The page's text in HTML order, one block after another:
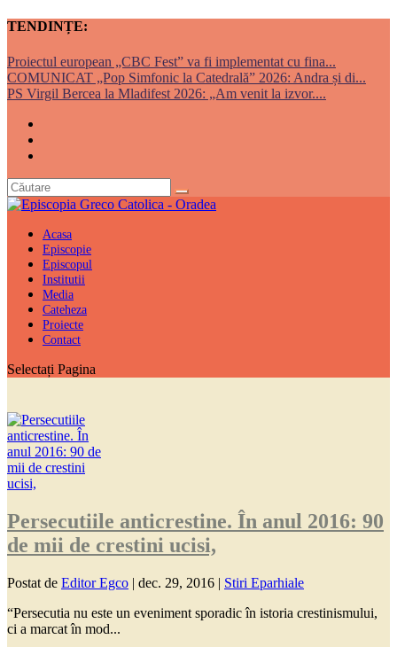
TENDINȚE:
Proiectul european „CBC Fest” va fi implementat cu fina...
COMUNICAT „Pop Simfonic la Catedrală” 2026: Andra și di...
PS Virgil Bercea la Mladifest 2026: „Am venit la izvor....
Acasa
Episcopie
Episcopul
Institutii
Media
Cateheza
Proiecte
Contact
Selectați Pagina
Persecutiile anticrestine. În anul 2016: 90
de mii de crestini ucisi,
Postat de Editor Egco | dec. 29, 2016 | Stiri Eparhiale
“Persecutia nu este un eveniment sporadic în istoria crestinismului,
ci a marcat în mod...